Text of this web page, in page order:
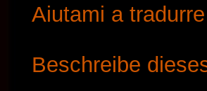
Aiutami a
Beschreibe